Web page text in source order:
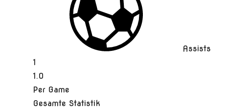
Assists
1
1.0
Per Game
Gesamte Statistik